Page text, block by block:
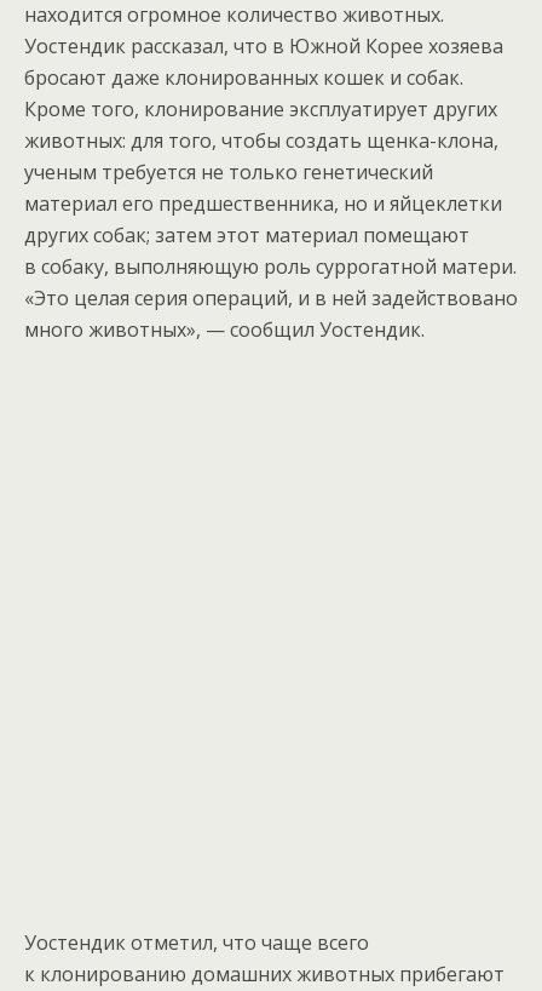
находится огромное количество животных.
Уостендик рассказал, что в Южной Корее хозяева
бросают даже клонированных кошек и собак.
Кроме того, клонирование эксплуатирует других
животных: для того, чтобы создать щенка-клона,
ученым требуется не только генетический
материал его предшественника, но и яйцеклетки
других собак; затем этот материал помещают
в собаку, выполняющую роль суррогатной матери.
«Это целая серия операций, и в ней задействовано
много животных», — сообщил Уостендик.
Уостендик отметил, что чаще всего
к клонированию домашних животных прибегают